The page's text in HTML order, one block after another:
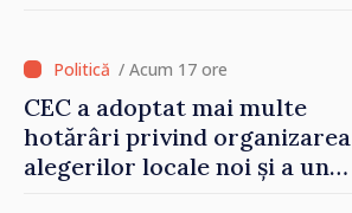
la buget / Acum 17 ore
CEC a adoptat mai multe
hotărâri privind organizarea
alegerilor locale noi și a unui